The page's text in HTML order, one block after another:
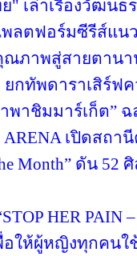
" เล่าเรื่องวัฒนธ
แพลตฟอร์มซีรีส์
ภาพสู่สายตาน
ทัพดาราเสิร์ฟค
พาชิมมาร์เก็ต”
ARENA เปิดสถ
Month” ดัน 52
HER PAIN
อให้ผู้หญิงทุกคน